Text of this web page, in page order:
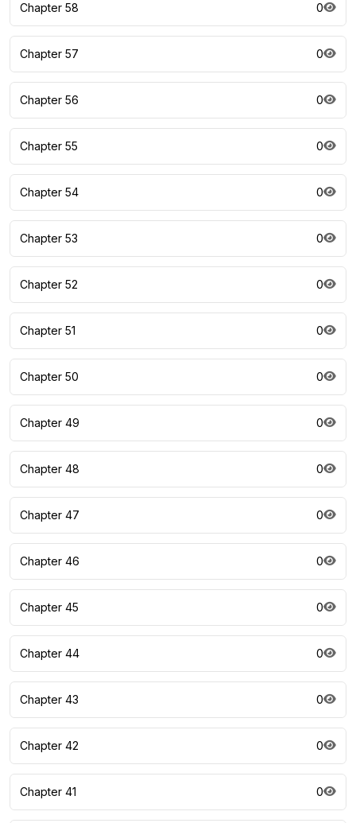
Chapter 58 0
Chapter 57 0
Chapter 56 0
Chapter 55 0
Chapter 54 0
Chapter 53 0
Chapter 52 0
Chapter 51 0
Chapter 50 0
Chapter 49 0
Chapter 48 0
Chapter 47 0
Chapter 46 0
Chapter 45 0
Chapter 44 0
Chapter 43 0
Chapter 42 0
Chapter 41 0